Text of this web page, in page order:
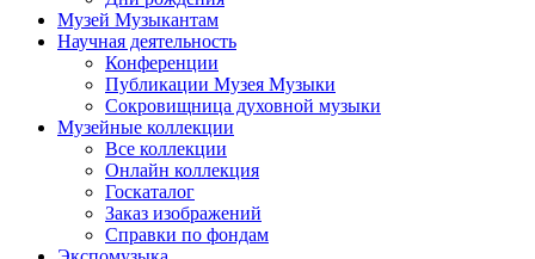
Музей Музыкантам
Научная деятельность
Конференции
Публикации Музея Музыки
Сокровищница духовной музыки
Музейные коллекции
Все коллекции
Онлайн коллекция
Госкаталог
Заказ изображений
Справки по фондам